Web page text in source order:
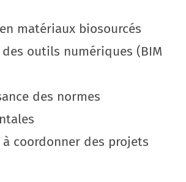
matériaux biosourcés
outils numériques (BIM
des normes
à coordonner des projets